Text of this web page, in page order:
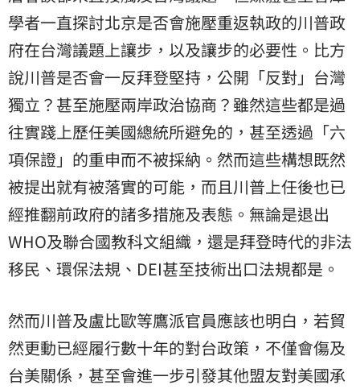
學者一直探討北京是否會施壓重返執政的川普政
府在台灣議題上讓步，以及讓步的必要性。比方
說川普是否會一反拜登堅持，公開「反對」台灣
獨立？甚至施壓兩岸政治協商？雖然這些都是過
往實踐上歷任美國總統所避免的，甚至透過「六
項保證」的重申而不被採納。然而這些構想既然
被提出就有被落實的可能，而且川普上任後也已
經推翻前政府的諸多措施及表態。無論是退出
WHO及聯合國教科文組織，還是拜登時代的非法
移民、環保法規、DEI甚至技術出口法規都是。
然而川普及盧比歐等鷹派官員應該也明白，若貿
然更動已經履行數十年的對台政策，不僅會傷及
台美關係，甚至會進一步引發其他盟友對美國承